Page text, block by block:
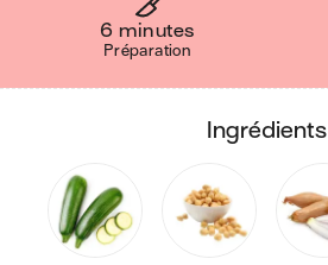
6 minutes
Préparation
ingrédients